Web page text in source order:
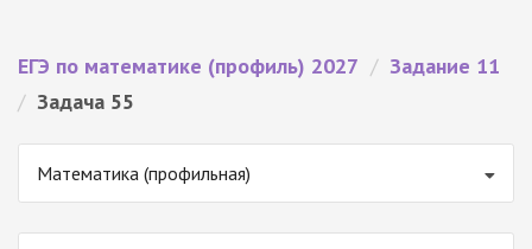
ЕГЭ по математике (профиль) 2027 / Задание 11
/ Задача 55
Математика (профильная)